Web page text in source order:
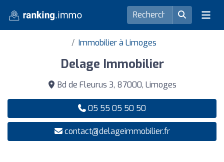
Immobilier à Limoges
Delage Immobilier
Bd de Fleurus 3, 87000, Limoges
05 55 05 50 50
contact@delageimmobilier.fr